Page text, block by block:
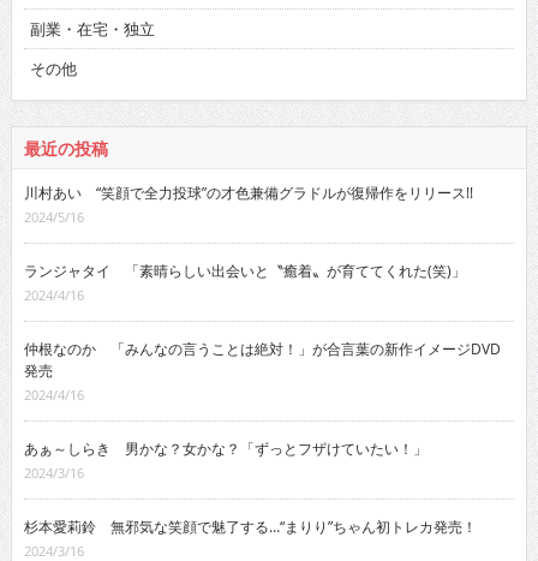
副業・在宅・独立
その他
最近の投稿
2024/5/16
2024/4/16
発売
2024/4/16
2024/3/16
2024/3/16